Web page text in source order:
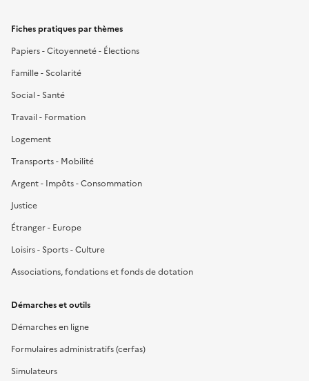
Fiches pratiques par thèmes
Papiers - Citoyenneté - Élections
Famille - Scolarité
Social - Santé
Travail - Formation
Logement
Transports - Mobilité
Argent - Impôts - Consommation
Justice
Étranger - Europe
Loisirs - Sports - Culture
Associations, fondations et fonds de dotation
Démarches et outils
Démarches en ligne
Formulaires administratifs (cerfas)
Simulateurs